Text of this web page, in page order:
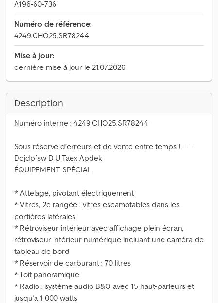
A196-60-736
Numéro de référence:
4249.CHO25.SR78244
Mise à jour:
dernière mise à jour le 21.07.2026
Description
Numéro interne : 4249.CHO25.SR78244
Sous réserve d’erreurs et de vente entre temps ! ----
Dcjdpfsw D U Taex Apdek
ÉQUIPEMENT SPÉCIAL
* Attelage, pivotant électriquement
* Vitres, 2e rangée : vitres escamotables dans les
portières latérales
* Rétroviseur intérieur avec affichage plein écran,
rétroviseur intérieur numérique incluant une caméra de
tableau de bord
* Réservoir de carburant : 70 litres
* Toit panoramique
* Radio : système audio B&O avec 15 haut-parleurs et
jusqu’à 1 000 watts